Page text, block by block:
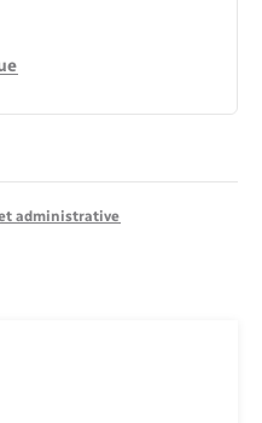
administrative